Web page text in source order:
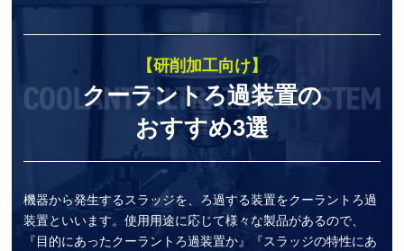
【研削加工向け】
クーラントろ過装置の
おすすめ3選
機器から発生するスラッジを、ろ過する装置をクーラントろ過
装置といいます。使用用途に応じて様々な製品があるので、
『目的にあったクーラントろ過装置か』『スラッジの特性にあ